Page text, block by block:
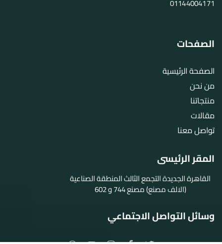
01144004171
الصفحات
الصفحة الرئيسية
من نحن
منتجاتنا
مقالات
تواصل معنا
المقر الرئيسى
القاهرة الجديدة التجمع الثالث المنطقة الصناعية
(الالف مصنع) مصنع 744 و 602
وسائل التواصل الاجتماعي